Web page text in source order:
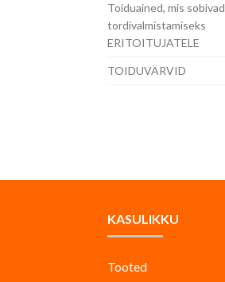
Toiduained, mis sobivad
tordivalmistamiseks
ERITOITUJATELE
TOIDUVÄRVID
KASULIKKU
Tooted